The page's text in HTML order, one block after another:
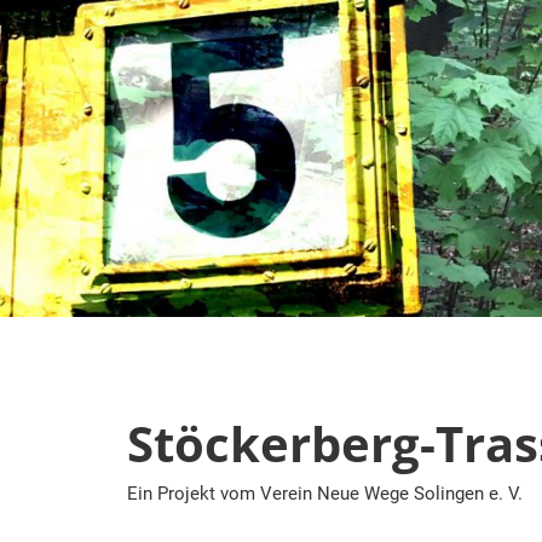
Zum
Inhalt
springen
Stöckerberg-
Ein Projekt vom Verein Neue Wege Solingen e. V.